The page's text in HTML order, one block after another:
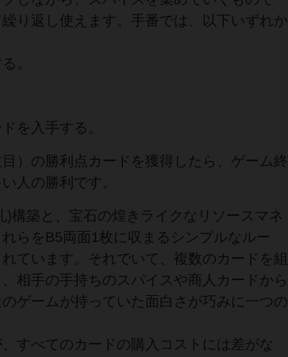
り返し使えます。手番では、以下いずれか
。
を入手する。
）の勝利点カードを獲得したら、ゲーム終
人の勝利です。
築と、宝石の煌きライクなリソースマネ
らをB5両面1枚に収まるシンプルなルー
ています。それでいて、複数のカードを組
相手の手持ちのスパイスや商人カードから
ゲームが持っていた面白さが巧みに一つの
すべてのカードの購入コストには差がな